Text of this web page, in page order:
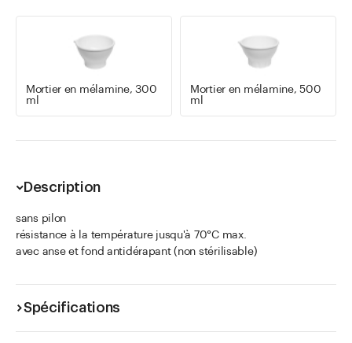
Mortier en mélamine, 300
ml
Mortier en mélamine, 500
ml
Description
sans pilon
résistance à la température jusqu'à 70°C max.
avec anse et fond antidérapant (non stérilisable)
Spécifications